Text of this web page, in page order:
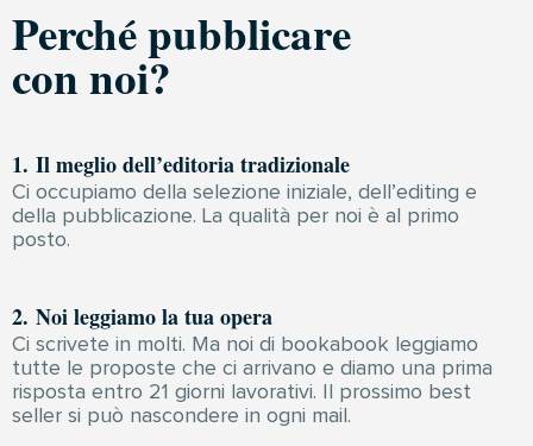
Perché pubblicare
con noi?
1. Il meglio dell’editoria tradizionale
Ci occupiamo della selezione iniziale, dell’editing e
della pubblicazione. La qualità per noi è al primo
posto.
2. Noi leggiamo la tua opera
Ci scrivete in molti. Ma noi di bookabook leggiamo
tutte le proposte che ci arrivano e diamo una prima
risposta entro 21 giorni lavorativi. Il prossimo best
seller si può nascondere in ogni mail.